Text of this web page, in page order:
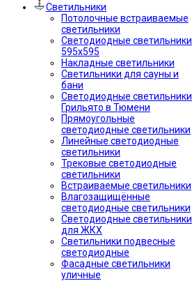
Светильники
Потолочные встраиваемые
светильники
Светодиодные светильники
595х595
Накладные светильники
Светильники для сауны и
бани
Светодиодные светильники
Грильято в Тюмени
Прямоугольные
светодиодные светильники
Линейные светодиодные
светильники
Трековые светодиодные
светильники
Встраиваемые светильники
Влагозащищённые
светодиодные светильники
Светодиодные светильники
для ЖКХ
Светильники подвесные
светодиодные
Фасадные светильники
уличные